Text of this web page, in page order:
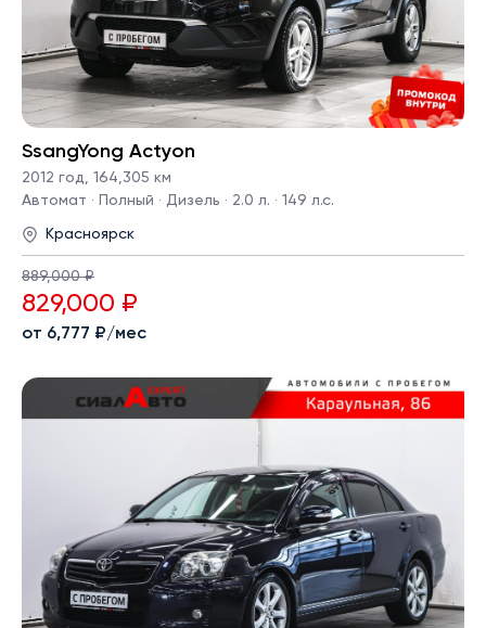
SsangYong Actyon
2012 год, 164,305 км
Автомат · Полный · Дизель · 2.0 л. · 149 л.с.
Красноярск
889,000 ₽
829,000 ₽
от 6,777 ₽/мес